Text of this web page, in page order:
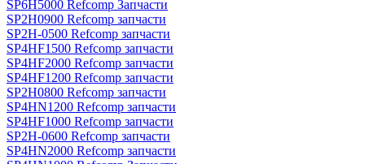
SP6H5000 Refcomp Запчасти
SP2H0900 Refcomp запчасти
SP2H-0500 Refcomp запчасти
SP4HF1500 Refcomp запчасти
SP4HF2000 Refcomp запчасти
SP4HF1200 Refcomp запчасти
SP2H0800 Refcomp запчасти
SP4HN1200 Refcomp запчасти
SP4HF1000 Refcomp запчасти
SP2H-0600 Refcomp запчасти
SP4HN2000 Refcomp запчасти